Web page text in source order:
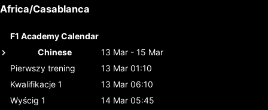
Africa/Casablanca
F1 Academy Calendar
Chinese
13 Mar - 15 Mar
Pierwszy trening
13 Mar 01:10
Kwalifikacje 1
13 Mar 06:10
Wyścig 1
14 Mar 05:45